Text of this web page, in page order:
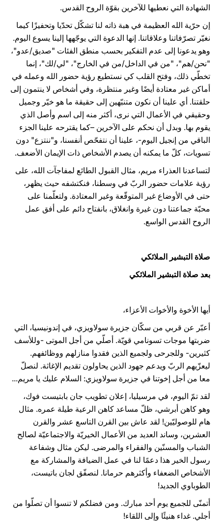
الشهادة التي نعطيها للآخرين بقوّة الروح القدس.
إن حرّية الله العظيمة في هبة ذاته لنا تشكّل تحدّيا وتحفيزًا كيما
نغيّر تصرّفاتنا وعلاقاتنا. إنها الدعوة التي يوجّهها إلينا يسوع اليوم.
وهو يدعونا إلى عدم التفكير بحسب منطق الفئات "صديق/عدو"،
"نحن/هم"، "من في الداخل/من في الخارج"، "لي/لك"، إنما
تخطّي ذلك، وفتح القلب كي نستطيع رؤية حضور الله وعمله في
أماكن غير معتادة أيضًا وغير منتظرة، وفي أشخاص لا ينتمون إلى
حلقتنا. أي علينا أن نكون متنبّهين إلى حقيقة ما هو خيّر وجميل
وحقيقي في الأعمال التي نرى، أكثر منه إلى اسم وأصل الذي
يقوم بها. وبدل أن نحكم على الآخرين –كما يقترحه علينا الجزء
الباقي من إنجيل اليوم-، علينا أن نتفحّص أنفسنا، و"ننتزع" دون
تسويات، كلّ ما يمكنه أن يصدم الأشخاص ذات الإيمان الأضعف.
لتساعدنا العذراء مريم، مثال القبول الطائع لمفاجآت الله، على
رؤية علامات حضور الربّ في وسطنا، فنكتشفه حيث يظهر،
حتى في الأوضاع غير المتوقّعة وغير المعتادة. ولتعلّمنا على
محبّة جماعتنا دون غيرة وانغلاق، بانفتاح دائم على أفق عمل
الروح القدس الواسع.
صلاة التبشير الملائكي
بعد صلاة التبشير الملائكي
أيها الأخوة والأخوات الأعزاء،
أعبّر عن قربي من سكّان جزيرة سولاويزي، في إندونيسيا، التي
ضربتها موجات تسونامي قويّة. أصلّي من أجل الموتى -وللأسف
كثيرين- وللجرحى ولجميع الذين فقدوا منازلهم ووظائفهم.
ليعزّيهم الربّ ويدعم جهود الذين يحاولون تقديم الإغاثة. لنصلّ
معا من أجل إخوتنا في جزيرة سولاويزي: السلام عليك يا مريم...
لقد تمّ اليوم، في مرسيليا، إعلان تطويب جان بابتيست فوك،
وهو كاهن أبرشي، ظلّ مساعد كاهن الرعية طيلة عمره. مثال
هام للوصوليّين! لقد عاش بين القرن التاسع عشر والقرن
العشرين، وساند العديد من الأعمال الخيريّة والاجتماعيّة لصالح
الشباب والمسنّين والفقراء والمرضى. ليكن مثال وشفاعة
رسول الخير هذا دعمًا لنا في عمل الضيافة والمشاركة مع
الأشخاص الضعفاء وأكثرهم حرمانا. لنصفّق لجان باتيست،
الطوباوي الجديد!
أتمنّى للجميع يوم أحد مبارك. ومن فضلكم لا تنسوا أن تصلّوا من
أجلي. غداء هنيئًا وإلى اللقاء!